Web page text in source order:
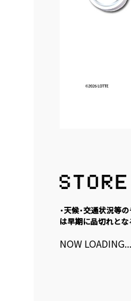
・天候・交通状況等
は早期に品切れとな
NOW LOADING...